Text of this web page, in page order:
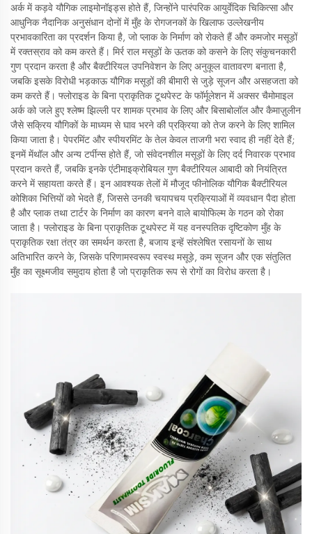
अर्क में कड़वे यौगिक लाइमोनॉइड्स होते हैं, जिन्होंने पारंपरिक आयुर्वेदिक चिकित्सा और
आधुनिक नैदानिक अनुसंधान दोनों में मुँह के रोगजनकों के खिलाफ उल्लेखनीय
प्रभावकारिता का प्रदर्शन किया है, जो प्लाक के निर्माण को रोकते हैं और कमजोर मसूड़ों
में रक्तस्राव को कम करते हैं। मिर्र राल मसूड़ों के ऊतक को कसने के लिए संकुचनकारी
गुण प्रदान करता है और बैक्टीरियल उपनिवेशन के लिए अनुकूल वातावरण बनाता है,
जबकि इसके विरोधी भड़काऊ यौगिक मसूड़ों की बीमारी से जुड़े सूजन और असहजता को
कम करते हैं। फ्लोराइड के बिना प्राकृतिक टूथपेस्ट के फॉर्मूलेशन में अक्सर चैमोमाइल
अर्क को जले हुए श्लेष्म झिल्ली पर शामक प्रभाव के लिए और बिसाबोलॉल और कैमाज़ुलीन
जैसे सक्रिय यौगिकों के माध्यम से घाव भरने की प्रक्रिया को तेज करने के लिए शामिल
किया जाता है। पेपरमिंट और स्पीयरमिंट के तेल केवल ताजगी भरा स्वाद ही नहीं देते हैं;
इनमें मेंथॉल और अन्य टर्पीन्स होते हैं, जो संवेदनशील मसूड़ों के लिए दर्द निवारक प्रभाव
प्रदान करते हैं, जबकि इनके एंटीमाइक्रोबियल गुण बैक्टीरियल आबादी को नियंत्रित
करने में सहायता करते हैं। इन आवश्यक तेलों में मौजूद फीनोलिक यौगिक बैक्टीरियल
कोशिका भित्तियों को भेदते हैं, जिससे उनकी चयापचय प्रक्रियाओं में व्यवधान पैदा होता
है और प्लाक तथा टार्टर के निर्माण का कारण बनने वाले बायोफिल्म के गठन को रोका
जाता है। फ्लोराइड के बिना प्राकृतिक टूथपेस्ट में यह वनस्पतिक दृष्टिकोण मुँह के
प्राकृतिक रक्षा तंत्र का समर्थन करता है, बजाय इन्हें संश्लेषित रसायनों के साथ
अतिभारित करने के, जिसके परिणामस्वरूप स्वस्थ मसूड़े, कम सूजन और एक संतुलित
मुँह का सूक्ष्मजीव समुदाय होता है जो प्राकृतिक रूप से रोगों का विरोध करता है।